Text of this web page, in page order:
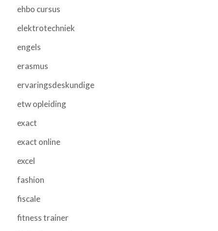
ehbo cursus
elektrotechniek
engels
erasmus
ervaringsdeskundige
etw opleiding
exact
exact online
excel
fashion
fiscale
fitness trainer